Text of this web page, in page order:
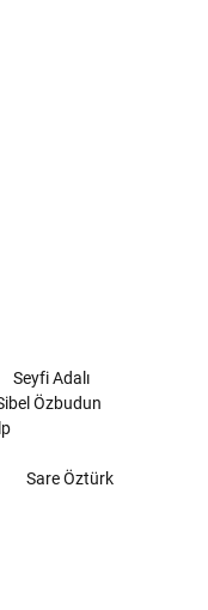
Seyfi Adalı
Özbudun
Sare Öztürk